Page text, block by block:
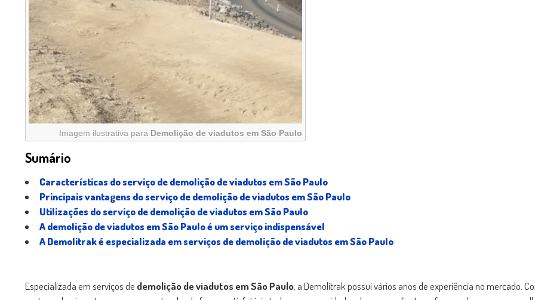
Imagem ilustrativa para Demolição de viadutos em São Paulo
Sumário
Características do serviço de demolição de viadutos em São Paulo
Principais vantagens do serviço de demolição de viadutos em São Paulo
Utilizações do serviço de demolição de viadutos em São Paulo
A demolição de viadutos em São Paulo é um serviço indispensável
A Demolitrak é especializada em serviços de demolição de viadutos em São Paulo
Especializada em serviços de demolição de viadutos em São Paulo, a Demolitrak possui vários anos de experiência no mercado.